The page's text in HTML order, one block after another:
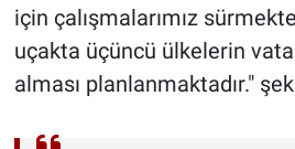
için çalışmalarımız
uçakta üçüncü ülkelerin
alması planlanmaktadır."